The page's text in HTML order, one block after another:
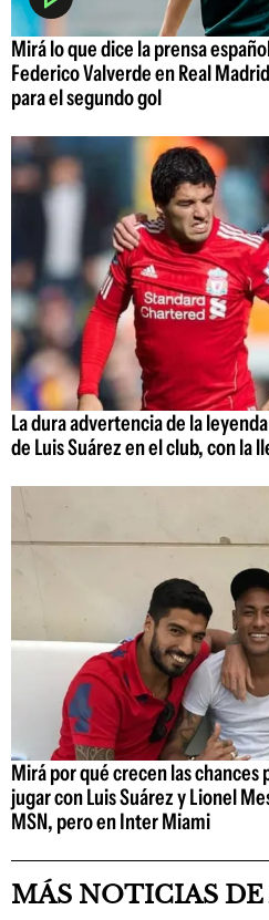
Mirá lo que dice la prensa
Federico Valverde en Real
para el segundo gol
La dura advertencia de la
de Luis Suárez en el club, con la
Mirá por qué crecen las chances
jugar con Luis Suárez y Lionel
MSN, pero en Inter Miami
MÁS NOTICIAS